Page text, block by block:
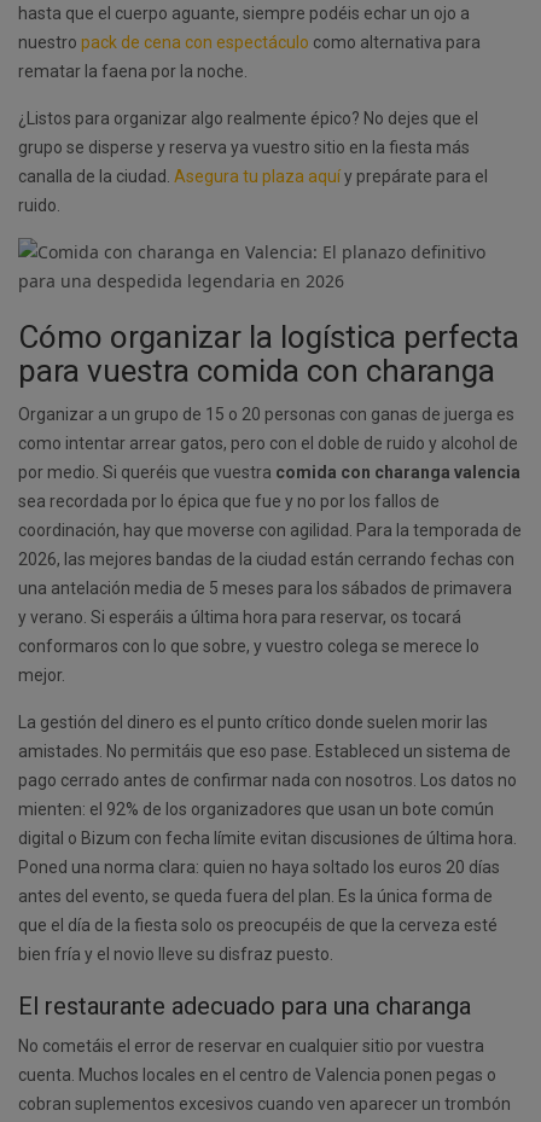
hasta que el cuerpo aguante, siempre podéis echar un ojo a
nuestro pack de cena con espectáculo como alternativa para
rematar la faena por la noche.
¿Listos para organizar algo realmente épico? No dejes que el
grupo se disperse y reserva ya vuestro sitio en la fiesta más
canalla de la ciudad. Asegura tu plaza aquíy prepárate para el
ruido.
Cómo organizar la logística perfecta
para vuestra comida con charanga
Organizar a un grupo de 15 o 20 personas con ganas de juerga es
como intentar arrear gatos, pero con el doble de ruido y alcohol de
por medio. Si queréis que vuestra comida con charanga valencia
sea recordada por lo épica que fue y no por los fallos de
coordinación, hay que moverse con agilidad. Para la temporada de
2026, las mejores bandas de la ciudad están cerrando fechas con
una antelación media de 5 meses para los sábados de primavera
y verano. Si esperáis a última hora para reservar, os tocará
conformaros con lo que sobre, y vuestro colega se merece lo
mejor.
La gestión del dinero es el punto crítico donde suelen morir las
amistades. No permitáis que eso pase. Estableced un sistema de
pago cerrado antes de confirmar nada con nosotros. Los datos no
mienten: el 92% de los organizadores que usan un bote común
digital o Bizum con fecha límite evitan discusiones de última hora.
Poned una norma clara: quien no haya soltado los euros 20 días
antes del evento, se queda fuera del plan. Es la única forma de
que el día de la fiesta solo os preocupéis de que la cerveza esté
bien fría y el novio lleve su disfraz puesto.
El restaurante adecuado para una charanga
No cometáis el error de reservar en cualquier sitio por vuestra
cuenta. Muchos locales en el centro de Valencia ponen pegas o
cobran suplementos excesivos cuando ven aparecer un trombón